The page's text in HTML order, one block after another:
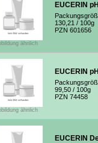
ähnlich
EUCERIN
130,21 / 100g
PZN 601656
ähnlich
EUCERIN
99,50 / 100g
PZN 74458
EUCERIN